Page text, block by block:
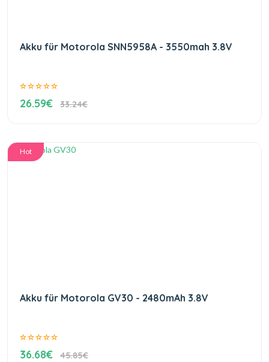
Akku für Motorola SNN5958A - 3550mah 3.8V
26.59€ 33.24€
Hot
Akku für Motorola GV30 - 2480mAh 3.8V
36.68€ 45.85€